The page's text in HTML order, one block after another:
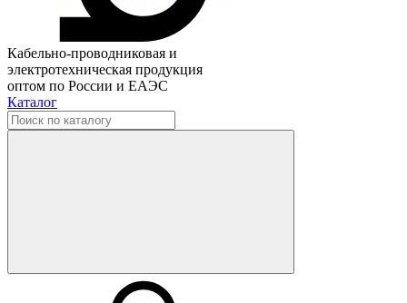
Кабельно-проводниковая и
электротехническая продукция
оптом по России и ЕАЭС
Каталог